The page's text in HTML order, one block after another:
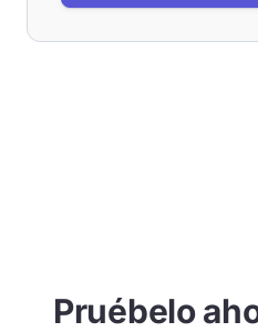
Pruébelo